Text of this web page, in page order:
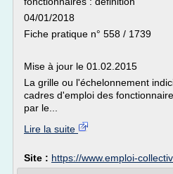
04/01/2018
Fiche pratique n° 558 / 1739
Mise à jour le 01.02.2015
La grille ou l'échelonnement
cadres d'emploi des
par le...
Lire la suite
Site : https://www.emploi-